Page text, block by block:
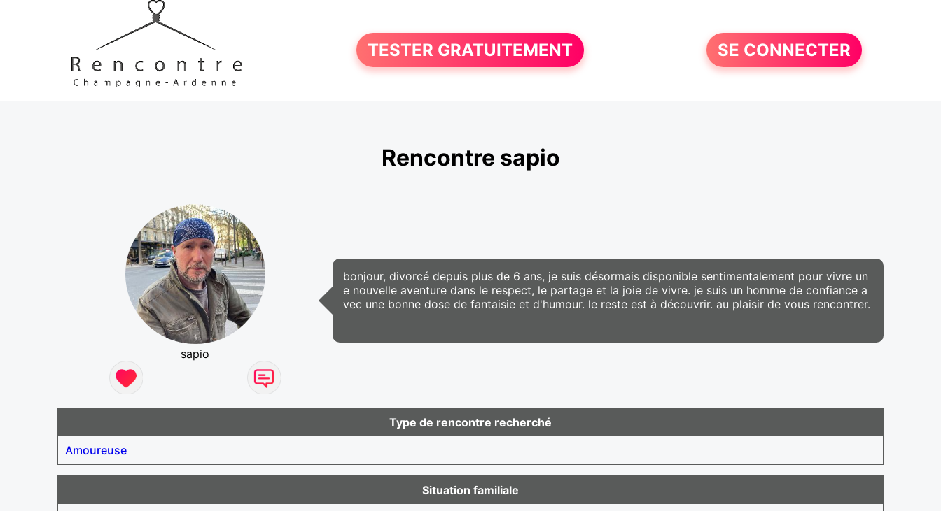
TESTER GRATUITEMENT SE CONNECTER
Rencontre sapio
sapio
bonjour, divorcé depuis plus de 6 ans, je suis désormais disponible sentimentalement pour vivre un
e nouvelle aventure dans le respect, le partage et la joie de vivre. je suis un homme de confiance a
vec une bonne dose de fantaisie et d'humour. le reste est à découvrir. au plaisir de vous rencontrer.
Type de rencontre recherché
Amoureuse
Situation familiale